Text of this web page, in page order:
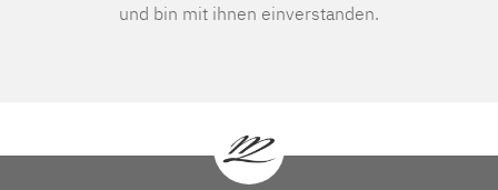
und bin mit ihnen einverstanden.